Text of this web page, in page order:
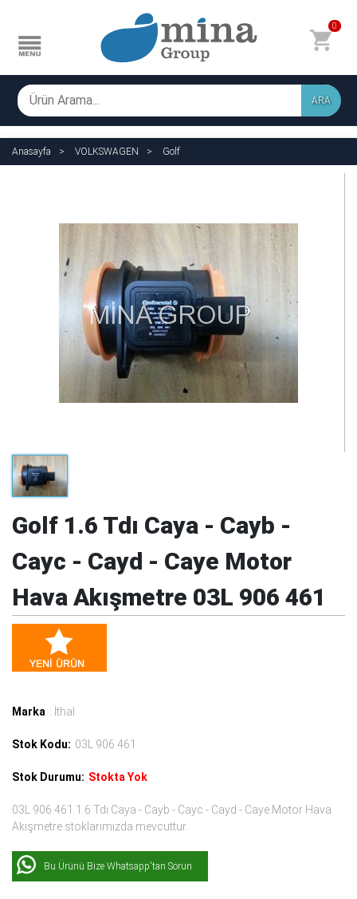
0
ARA
Anasayfa VOLKSWAGEN Golf
Golf 1.6 Tdı Caya - Cayb -
Cayc - Cayd - Caye Motor
Hava Akışmetre 03L 906 461
Marka : İthal
Stok Kodu: 03L 906 461
Stok Durumu: Stokta Yok
03L 906 461 1.6 Tdı Caya - Cayb - Cayc - Cayd - Caye Motor Hava
Akışmetre stoklarımızda mevcuttur.
Bu Ürünü Bize Whatsapp'tan Sorun